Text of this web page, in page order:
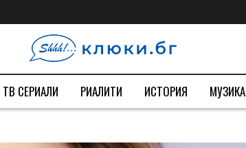
ТВ СЕРИАЛИ РИАЛИТИ ИСТОРИЯ МУЗИКА